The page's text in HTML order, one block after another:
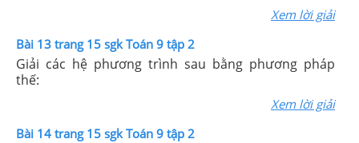
Xem lời giải
Bài 13 trang 15 sgk Toán 9 tập 2
Giải các hệ phương trình sau bằng phương pháp
thế:
Xem lời giải
Bài 14 trang 15 sgk Toán 9 tập 2